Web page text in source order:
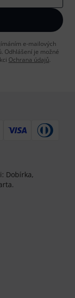
e-mailových
Odhlášení je možné
Ochrana údajů.
Dobírka,